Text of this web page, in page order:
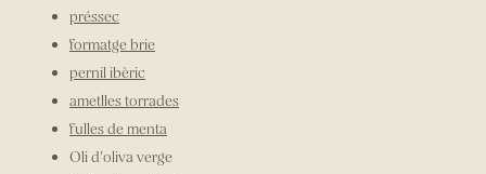
préssec
formatge brie
pernil ibèric
ametlles torrades
fulles de menta
Oli d'oliva verge